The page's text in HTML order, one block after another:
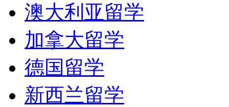
澳大利亚留学
加拿大留学
德国留学
新西兰留学